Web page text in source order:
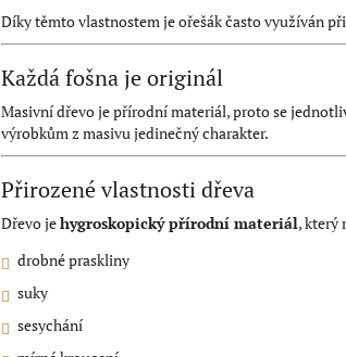
Díky těmto vlastnostem je ořešák často využíván
Každá fošna je originál
Masivní dřevo je přírodní materiál, proto se
výrobkům z masivu jedinečný charakter.
Přirozené vlastnosti dřeva
Dřevo jehygroskopický přírodní materiál, který
drobné praskliny
suky
sesychání